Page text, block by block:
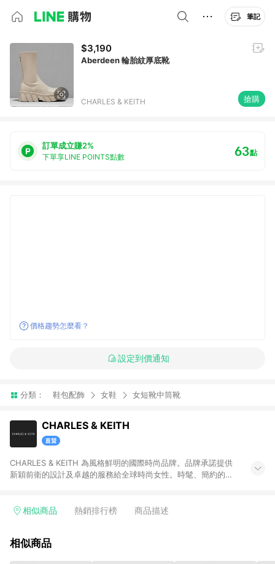
筆記
$3,190
Aberdeen 輪胎紋厚底靴
CHARLES & KEITH 搶購
訂單成立賺2%
下單享LINE POINTS點數 63點
價格趨勢怎麼看？
設定到價通知
分類： 鞋包配飾 女鞋 女短靴中筒靴
CHARLES & KEITH
CHARLES & KEITH 為風格鮮明的國際時尚品牌。品牌承諾提供
新穎前衛的設計及卓越的服務給全球時尚女性。時髦、簡約的設
時內結帳才享有回饋，點數將於廠商出貨後 30天前後發送。若於
相似商品 熱銷排行榜 商品描述
相似商品